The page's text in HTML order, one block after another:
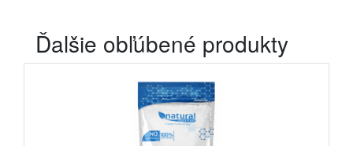
Ďalšie obľúbené produkty